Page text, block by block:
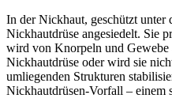
In der Nickhaut, geschützt unter
Nickhautdrüse angesiedelt. Sie
wird von Knorpeln und Gewebe
Nickhautdrüse oder wird sie
umliegenden Strukturen
Nickhautdrüsen-Vorfall – einem